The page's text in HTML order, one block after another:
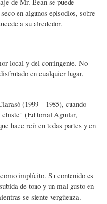
de Mr. Bean se puede
en algunos episodios, sobre
a su alrededor.
local y del contingente. No
en cualquier lugar,
(1999—1985), cuando
(Editorial Aguilar,
hace reír en todas partes y en
implícito. Su contenido es
de tono y un mal gusto en
se siente vergüenza.